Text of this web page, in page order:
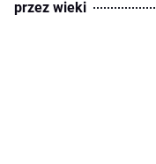
przez wieki